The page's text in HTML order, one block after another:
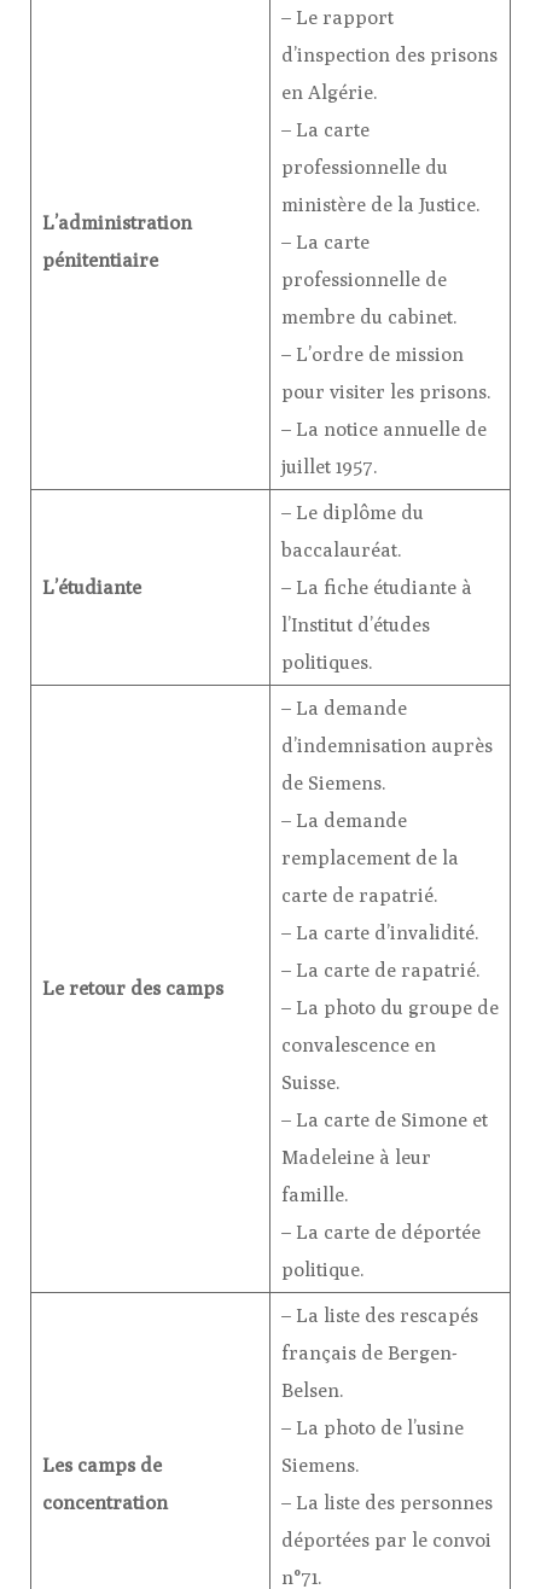
L’administration
pénitentiaire
– Le rapport
d’inspection des prisons
en Algérie.
– La carte
professionnelle du
ministère de la Justice.
– La carte
professionnelle de
membre du cabinet.
– L’ordre de mission
pour visiter les prisons.
– La notice annuelle de
juillet 1957.
L’étudiante
– Le diplôme du
baccalauréat.
– La fiche étudiante à
l’Institut d’études
politiques.
Le retour des camps
– La demande
d’indemnisation auprès
de Siemens.
– La demande
remplacement de la
carte de rapatrié.
– La carte d’invalidité.
– La carte de rapatrié.
– La photo du groupe de
convalescence en
Suisse.
– La carte de Simone et
Madeleine à leur
famille.
– La carte de déportée
politique.
Les camps de
concentration
– La liste des rescapés
français de Bergen-
Belsen.
– La photo de l’usine
Siemens.
– La liste des personnes
déportées par le convoi
n°71.